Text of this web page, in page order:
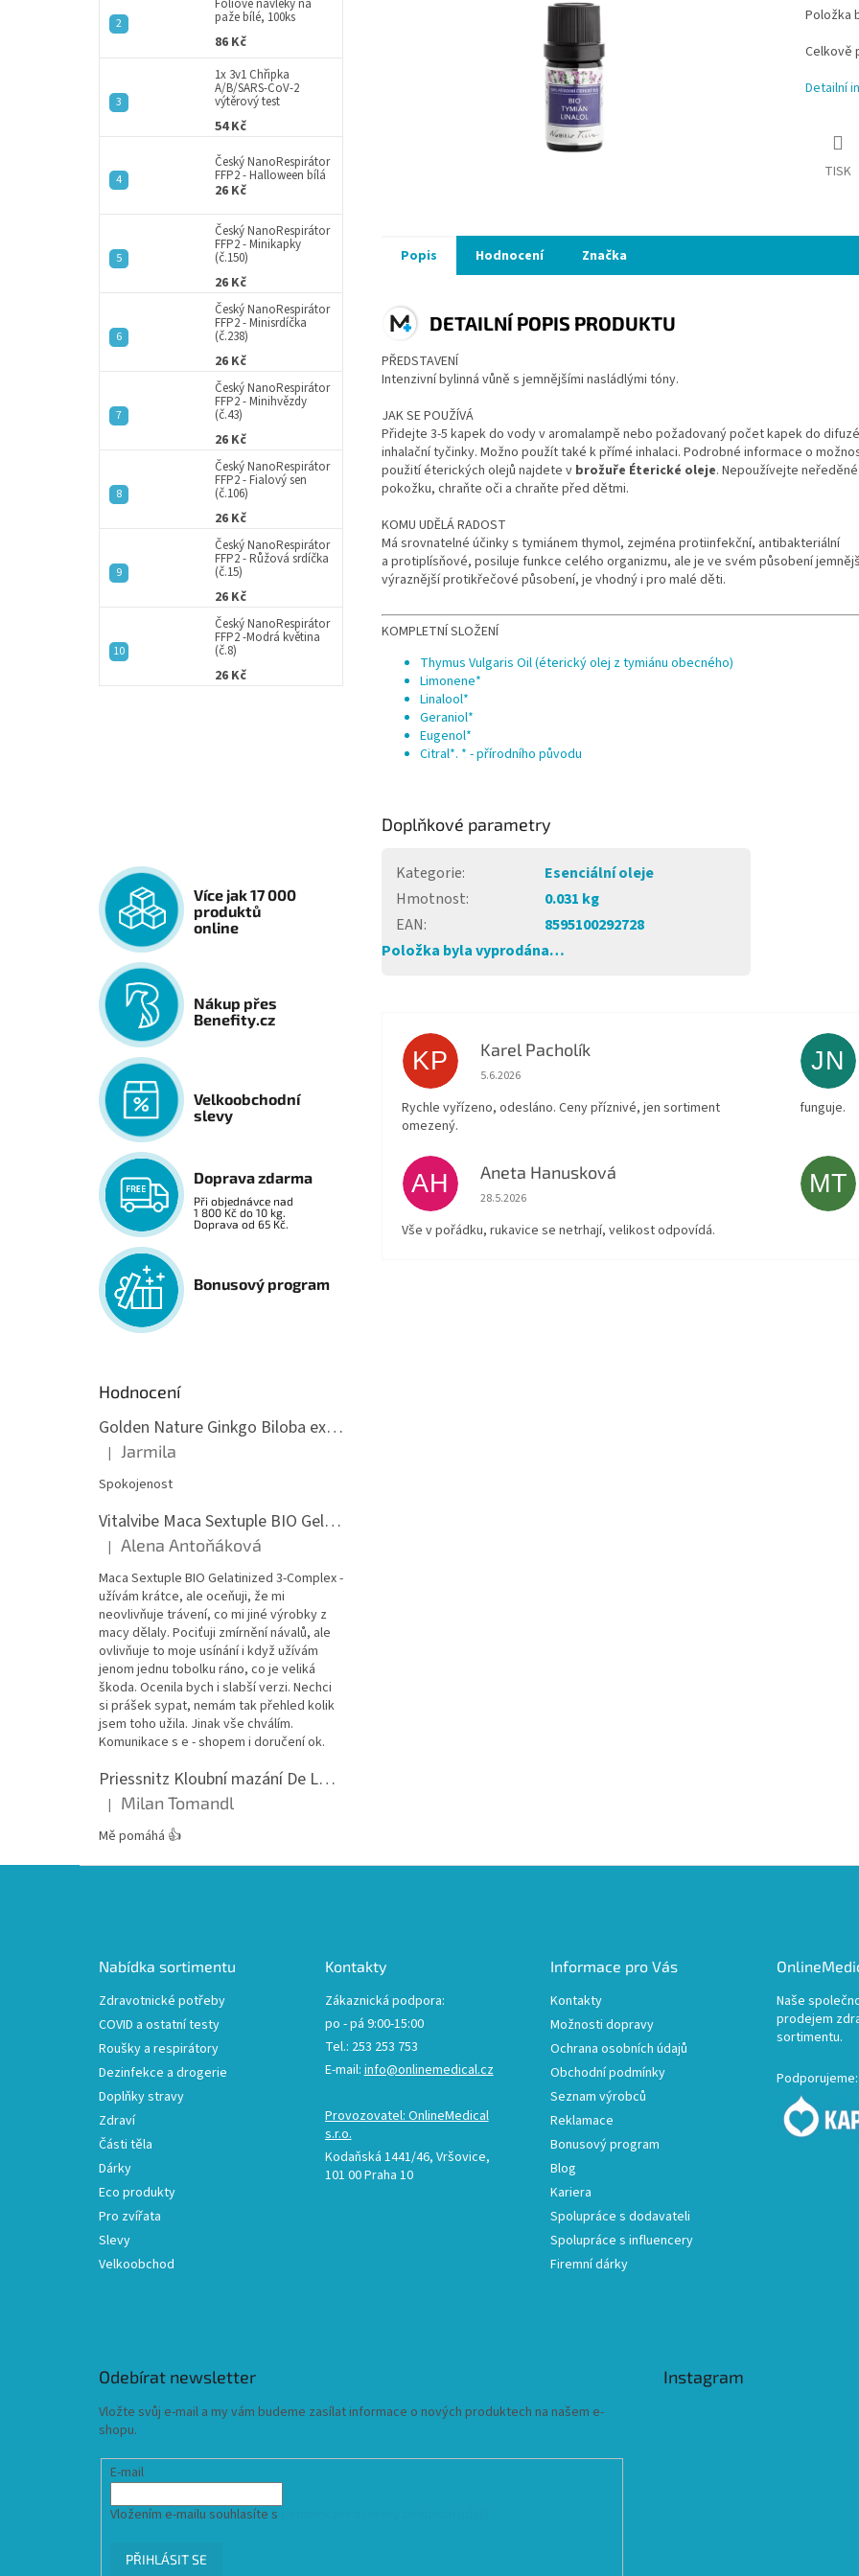
paže bílé, 100ks
86 Kč
1x 3v1 Chřipka
A/B/SARS-CoV-2
výtěrový test
54 Kč
Český NanoRespirátor
FFP2 - Halloween bílá
26 Kč
Český NanoRespirátor
FFP2 - Minikapky
(č.150)
26 Kč
Český NanoRespirátor
FFP2 - Minisrdíčka
(č.238)
26 Kč
Český NanoRespirátor
FFP2 - Minihvězdy
(č.43)
26 Kč
Český NanoRespirátor
FFP2 - Fialový sen
(č.106)
26 Kč
Český NanoRespirátor
FFP2 - Růžová srdíčka
(č.15)
26 Kč
Český NanoRespirátor
FFP2 -Modrá květina
(č.8)
26 Kč
Více jak 17 000
produktů
online
Nákup přes
Benefity.cz
Velkoobchodní
slevy
Doprava zdarma
Při objednávce nad
1 800 Kč do 10 kg.
Doprava od 65 Kč.
Bonusový program
Hodnocení
Golden Nature Ginkgo Biloba extrakt 50:1 60mg, 100 kapslí
Hodnocení produktu je 5 z 5 hvězdiček.
| Jarmila
Spokojenost
Vitalvibe Maca Sextuple BIO Gelatinized 3-Complex, 60 kapslí
Hodnocení produktu je 5 z 5 hvězdiček.
| Alena Antoňáková
Maca Sextuple BIO Gelatinized 3-Complex -
užívám krátce, ale oceňuji, že mi
neovlivňuje trávení, co mi jiné výrobky z
macy dělaly. Pociťuji zmírnění návalů, ale
ovlivňuje to moje usínání i když užívám
jenom jednu tobolku ráno, co je veliká
škoda. Ocenila bych i slabší verzi. Nechci
si prášek sypat, nemám tak přehled kolik
jsem toho užila. Jinak vše chválím.
Komunikace s e - shopem i doručení ok.
Priessnitz Kloubní mazání De Luxe, 200ml
Hodnocení produktu je 5 z 5 hvězdiček.
| Milan Tomandl
Mě pomáhá 👍
Položka
Celkově
Detailní
TISK
Popis Hodnocení Značka
DETAILNÍ POPIS PRODUKTU
PŘEDSTAVENÍ
Intenzivní bylinná vůně s jemnějšími nasládlými tóny.
JAK SE POUŽÍVÁ
Přidejte 3-5 kapek do vody v aromalampě nebo požadovaný počet kapek do
inhalační tyčinky. Možno použít také k přímé inhalaci. Podrobné informace o
použití éterických olejů najdete v brožuře Éterické oleje. Nepoužívejte neředěné
pokožku, chraňte oči a chraňte před dětmi.
KOMU UDĚLÁ RADOST
Má srovnatelné účinky s tymiánem thymol, zejména protiinfekční, antibakteriální
a protiplísňové, posiluje funkce celého organizmu, ale je ve svém působení
výraznější protikřečové působení, je vhodný i pro malé děti.
KOMPLETNÍ SLOŽENÍ
Thymus Vulgaris Oil (éterický olej z tymiánu obecného)
Limonene*
Linalool*
Geraniol*
Eugenol*
Citral*. * - přírodního původu
Doplňkové parametry
Kategorie:
Esenciální oleje
Hmotnost:
0.031 kg
EAN:
8595100292728
Položka byla vyprodána…
KP Karel Pacholík
Hodnocení obchodu je 4 z 5 hvězdiček.
5.6.2026
Rychle vyřízeno, odesláno. Ceny příznivé, jen sortiment
omezený.
JN
funguje.
AH Aneta Hanusková
Hodnocení obchodu je 5 z 5 hvězdiček.
28.5.2026
Vše v pořádku, rukavice se netrhají, velikost odpovídá.
MT
Nabídka sortimentu
Zdravotnické potřeby
COVID a ostatní testy
Roušky a respirátory
Dezinfekce a drogerie
Doplňky stravy
Zdraví
Části těla
Dárky
Eco produkty
Pro zvířata
Slevy
Velkoobchod
Kontakty
Zákaznická podpora:
po - pá 9:00-15:00
Tel.: 253 253 753
E-mail: info@onlinemedical.cz
Provozovatel: OnlineMedical
s.r.o.
Kodaňská 1441/46, Vršovice,
101 00 Praha 10
Informace pro Vás
Kontakty
Možnosti dopravy
Ochrana osobních údajů
Obchodní podmínky
Seznam výrobců
Reklamace
Bonusový program
Blog
Kariera
Spolupráce s dodavateli
Spolupráce s influencery
Firemní dárky
Naše
prodejem
sortimentu.
Podporujeme:
Odebírat newsletter
Vložte svůj e-mail a my vám budeme zasílat informace o nových produktech na našem e-
shopu.
E-mail
Vložením e-mailu souhlasíte s
PŘIHLÁSIT SE
Instagram